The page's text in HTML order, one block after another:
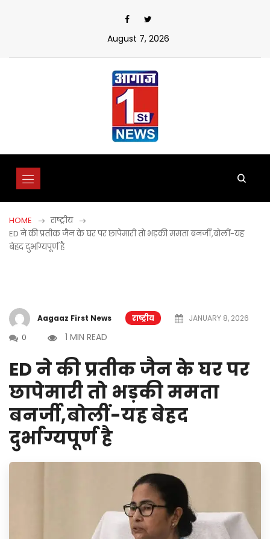
August 7, 2026
HOME
राष्ट्रीय
ED ने की प्रतीक जैन के घर पर छापेमारी तो भड़की ममता बनर्जी,बोलीं-यह
बेहद दुर्भाग्यपूर्ण है
Aagaaz First News राष्ट्रीय
JANUARY 8, 2026
0
1 MIN READ
ED ने की प्रतीक जैन के घर पर
छापेमारी तो भड़की ममता
बनर्जी,बोलीं-यह बेहद
दुर्भाग्यपूर्ण है